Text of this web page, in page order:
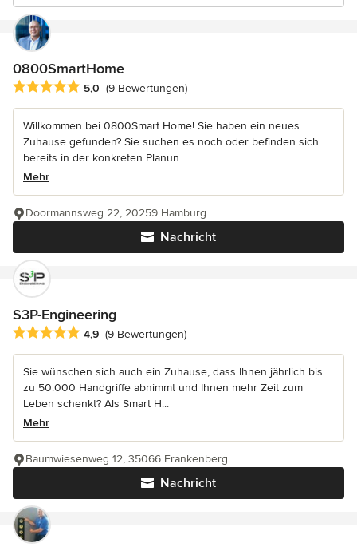
0800SmartHome
Durchschnittliche Bewertung: 5 von 5 Sternen
5,0 (9 Bewertungen)
Willkommen bei 0800Smart Home! Sie haben ein neues
Zuhause gefunden? Sie suchen es noch oder befinden sich
bereits in der konkreten Planun...
Mehr
Nachricht
Doormannsweg 22, 20259 Hamburg
S3P-Engineering
Durchschnittliche Bewertung: 4.9 von 5 Sternen
4,9 (9 Bewertungen)
Sie wünschen sich auch ein Zuhause, dass Ihnen jährlich bis
zu 50.000 Handgriffe abnimmt und Ihnen mehr Zeit zum
Leben schenkt? Als Smart H...
Mehr
Nachricht
Baumwiesenweg 12, 35066 Frankenberg